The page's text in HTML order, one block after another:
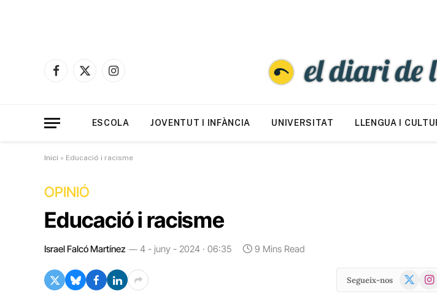
Facebook
X
Instagram
ESCOLA JOVENTUT I INFÀNCIA UNIVERSITAT LLENGUA I
Inici » Educació i racisme
OPINIÓ
Educació i racisme
Israel Falcó Martínez 4 - juny - 2024 · 06:35 9 Mins Read
Segueix-nos
X